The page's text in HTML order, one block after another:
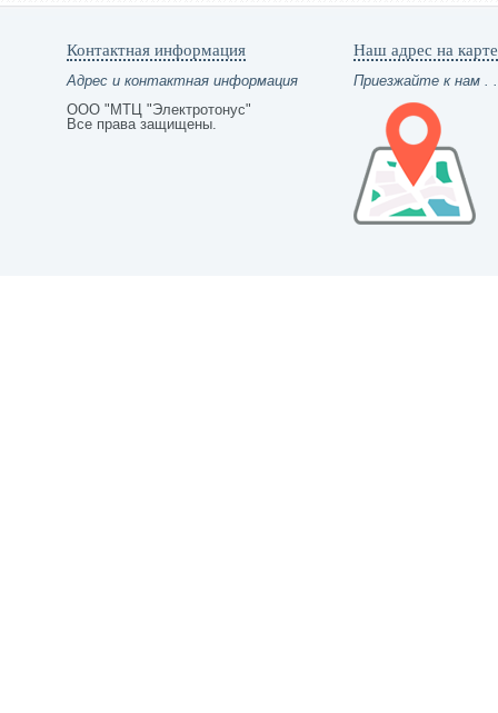
Контактная информация
Адрес и контактная информация
ООО "МТЦ "Электротонус"
Все права защищены.
Наш адрес на карте
Приезжайте к нам .